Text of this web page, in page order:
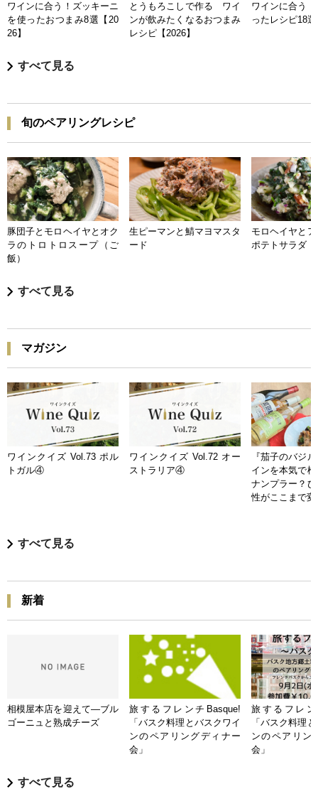
ワインに合う！ズッキーニ
を使ったおつまみ8選【20
26】
とうもろこしで作る ワイ
ンが飲みたくなるおつまみ
レシピ【2026】
ワインに合う
ったレシピ18
すべて見る
旬のペアリングレシピ
豚団子とモロヘイヤとオク
ラのトロトロスープ（ご
飯）
生ピーマンと鯖マヨマスタ
ード
モロヘイヤと
ポテトサラダ
すべて見る
マガジン
ワインクイズ Vol.73 ポル
トガル④
ワインクイズ Vol.72 オー
ストラリア④
『茄子のバジ
インを本気で
ナンプラー？
性がここまで
すべて見る
新着
相模屋本店を迎えて―ブル
ゴーニュと熟成チーズ
旅するフレンチBasque!
「バスク料理とバスクワイ
ンのペアリングディナー
会」
旅するフレン
「バスク料理
ンのペアリン
会」
すべて見る